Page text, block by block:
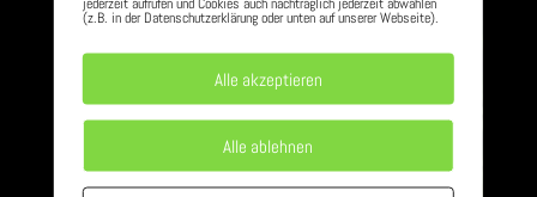
(z.B. in der Datenschutzerklärung oder unten auf unserer Webseite).
Alle akzeptieren
Alle ablehnen